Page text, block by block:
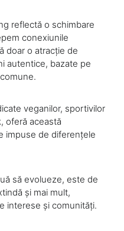
reflectă o schimbare
conexiunile
doar o atracție de
autentice, bazate pe
veganilor, sportivilor
oferă această
impuse de diferențele
să evolueze, este de
și mai mult,
interese și comunități.